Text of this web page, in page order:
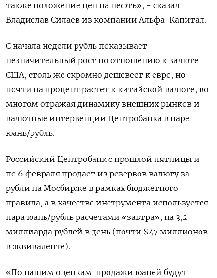
также положение цен на нефть», - сказал
Владислав Силаев из компании Альфа-Капитал.
С начала недели рубль показывает
незначительный рост по отношению к валюте
США, столь же скромно дешевеет к евро, но
почти на процент растет к китайской валюте, во
многом отражая динамику внешних рынков и
валютные интервенции Центробанка в паре
юань/рубль.
Российский Центробанк с прошлой пятницы и
по 6 февраля продает из резервов валюту за
рубли на Мосбирже в рамках бюджетного
правила, а в качестве инструмента используется
пара юань/рубль расчетами «завтра», на 3,2
миллиарда рублей в день (почти $47 миллионов
в эквиваленте).
«По нашим оценкам, продажи юаней будут